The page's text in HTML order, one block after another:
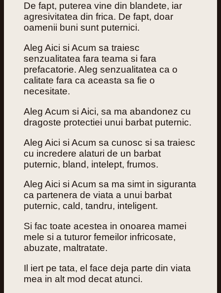
De fapt, puterea vine din blandete, iar
agresivitatea din frica. De fapt, doar
oamenii buni sunt puternici.
Aleg Aici si Acum sa traiesc
senzualitatea fara teama si fara
prefacatorie. Aleg senzualitatea ca o
calitate fara ca aceasta sa fie o
necesitate.
Aleg Acum si Aici, sa ma abandonez cu
dragoste protectiei unui barbat puternic.
Aleg Aici si Acum sa cunosc si sa traiesc
cu incredere alaturi de un barbat
puternic, bland, intelept, frumos.
Aleg Aici si Acum sa ma simt in siguranta
ca partenera de viata a unui barbat
puternic, cald, tandru, inteligent.
Si fac toate acestea in onoarea mamei
mele si a tuturor femeilor infricosate,
abuzate, maltratate.
Il iert pe tata, el face deja parte din viata
mea in alt mod decat atunci.